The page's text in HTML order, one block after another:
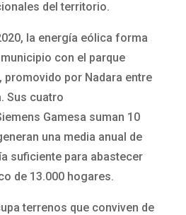
del territorio.
la energía eólica forma
con el parque
por Nadara entre
Sus cuatro
Gamesa suman 10
una media anual de
suficiente para abastecer
de 13.000 hogares.
terrenos que conviven de